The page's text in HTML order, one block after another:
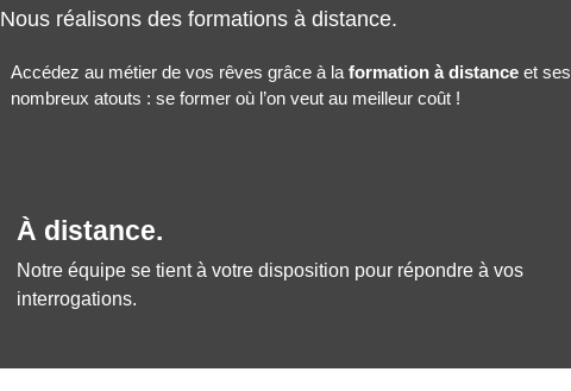
Nous réalisons des formations à distance.
Accédez au métier de vos rêves grâce à la formation à distance et ses
nombreux atouts : se former où l’on veut au meilleur coût !
À distance.
Notre équipe se tient à votre disposition pour répondre à vos
interrogations.